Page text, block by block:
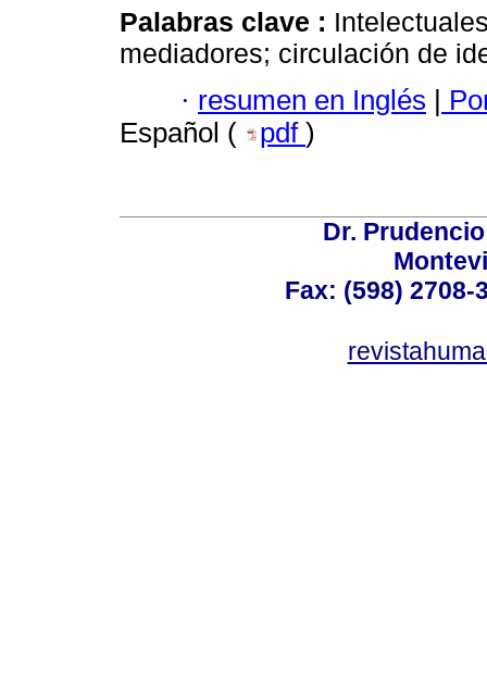
Palabras clave :
mediadores; circulación de
· resumen en Inglés |
Español (
pdf )
Dr.
Fax: (598) 2708-